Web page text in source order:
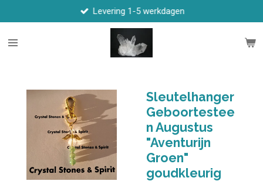
direct
naar
Levering 1-5 werkdagen
Sleutelhanger
Geboortestee
n Augustus
"Aventurijn
Groen"
goudkleurig